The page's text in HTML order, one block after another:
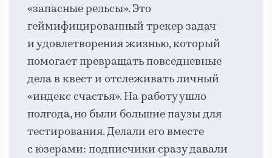
«запасные рельсы». Это
геймифицированный трекер задач
и удовлетворения жизнью, который
помогает превращать повседневные
дела в квест и отслеживать личный
«индекс счастья». На работу ушло
полгода, но были большие паузы для
тестирования. Делали его вместе
с юзерами: подписчики сразу давали